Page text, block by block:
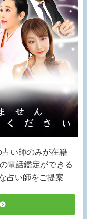
占い師のみが在籍
電話鑑定ができる
占い師をご提案